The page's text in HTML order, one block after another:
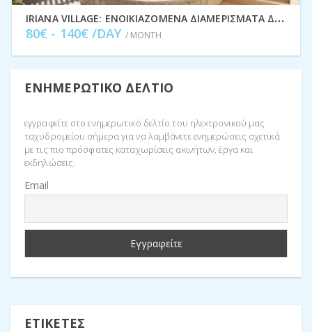
I
RIANA VILLAGE: ΕΝΟΙΚΙΑΖΌΜΕΝΑ ΔΙΑΜΕΡΊΣΜΑΤΑ ΔΙΑΚΟΠΏΝ ΣΤΟ ΣΤΑΥΡΌ, ΙΘΆΚΗ IDMVR001STA
80€ - 140€ /DAY / MONTH
ΕΝΗΜΕΡΩΤΙΚΌ ΔΕΛΤΊΟ
εγγραφείτε στο ενημερωτικό δελτίο του ηλεκτρονικού μας
ταχυδρομείου σήμερα για να λαμβάνετε ενημερώσεις σχετικά
με τις πιο πρόσφατες καταχωρίσεις ακινήτων, έργα και
εκδηλώσεις.
Email
ΕΤΙΚΈΤΕΣ